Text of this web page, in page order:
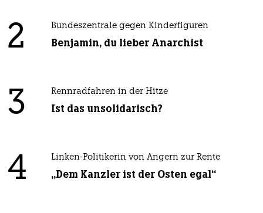
2 Bundeszentrale gegen Kinderfiguren
Benjamin, du lieber Anarchist
3 Rennradfahren in der Hitze
Ist das unsolidarisch?
4 Linken-Politikerin von Angern zur Rente
„Dem Kanzler ist der Osten egal“